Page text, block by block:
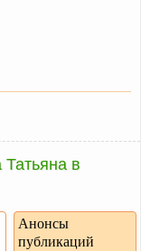
в
Анонсы
публикаций